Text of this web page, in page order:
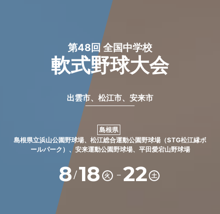
第48回 全国中学校
軟式野球大会
出雲市、松江市、安来市
島根県
島根県立浜山公園野球場、松江総合運動公園野球場（STG松江縁ボ
ールパーク）、安来運動公園野球場、平田愛宕山野球場
8/18 火 － 22 土